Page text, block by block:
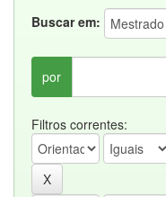
Buscar em:
por
Filtros correntes: